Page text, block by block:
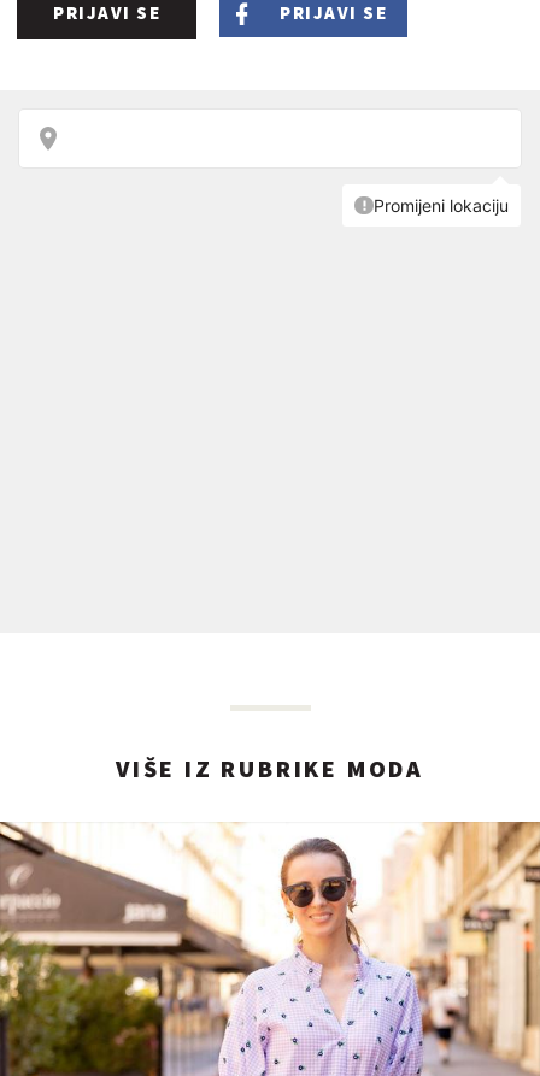
PRIJAVI SE PRIJAVI SE
VIŠE IZ RUBRIKE MODA